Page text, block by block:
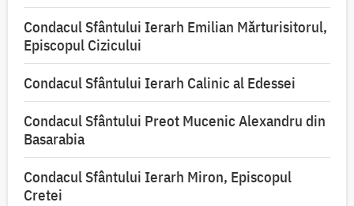
Condacul Sfântului Ierarh Emilian Mărturisitorul,
Episcopul Cizicului
Condacul Sfântului Ierarh Calinic al Edessei
Condacul Sfântului Preot Mucenic Alexandru din
Basarabia
Condacul Sfântului Ierarh Miron, Episcopul
Cretei